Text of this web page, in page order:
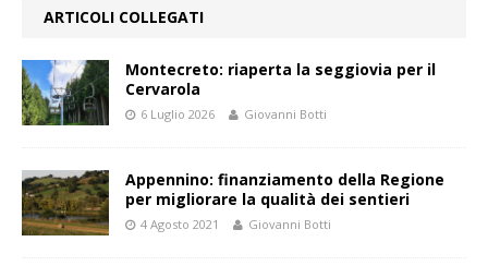
ARTICOLI COLLEGATI
Montecreto: riaperta la seggiovia per il
Cervarola
6 Luglio 2026 Giovanni Botti
Appennino: finanziamento della Regione
per migliorare la qualità dei sentieri
4 Agosto 2021 Giovanni Botti